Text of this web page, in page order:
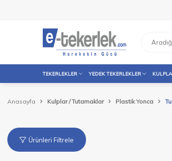
TEKERLEKLER YEDEK TEKERLEKLER
Anasayfa Kulplar / Tutamaklar Plastik Yonca
Ürünleri Filtrele